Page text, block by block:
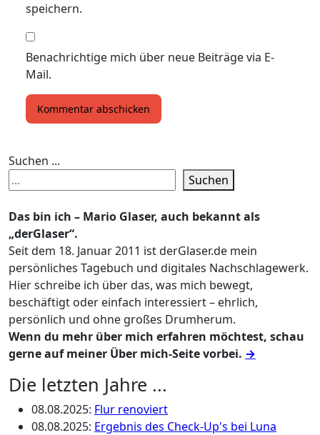
speichern.
Benachrichtige mich über neue Beiträge via E-
Mail.
Suchen ...
Suchen
Das bin ich – Mario Glaser, auch bekannt als
„derGlaser“.
Seit dem 18. Januar 2011 ist derGlaser.de mein
persönliches Tagebuch und digitales Nachschlagewerk.
Hier schreibe ich über das, was mich bewegt,
beschäftigt oder einfach interessiert – ehrlich,
persönlich und ohne großes Drumherum.
Wenn du mehr über mich erfahren möchtest, schau
gerne auf meiner Über mich-Seite vorbei. →
Die letzten Jahre ...
08.08.2025: Flur renoviert
08.08.2025: Ergebnis des Check-Up's bei Luna